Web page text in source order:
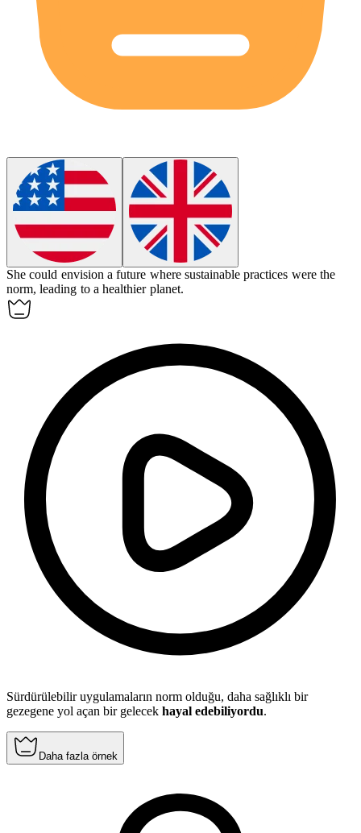
She could envision a future where sustainable practices were the
norm, leading to a healthier planet.
Sürdürülebilir uygulamaların norm olduğu, daha sağlıklı bir
gezegene yol açan bir gelecek hayal edebiliyordu.
Daha fazla örnek